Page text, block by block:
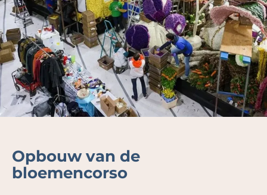
Opbouw van de
bloemencorso